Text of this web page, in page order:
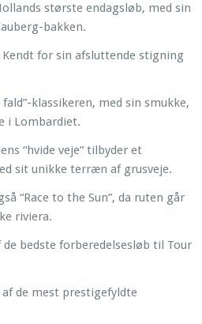
største endagsløb, med sin
bakken.
Kendt for sin afsluttende stigning
fald”-klassikeren, med sin smukke,
i Lombardiet.
“hvide veje” tilbyder et
sit unikke terræn af grusveje.
“Race to the Sun”, da ruten går
riviera.
de bedste forberedelsesløb til Tour
af de mest prestigefyldte